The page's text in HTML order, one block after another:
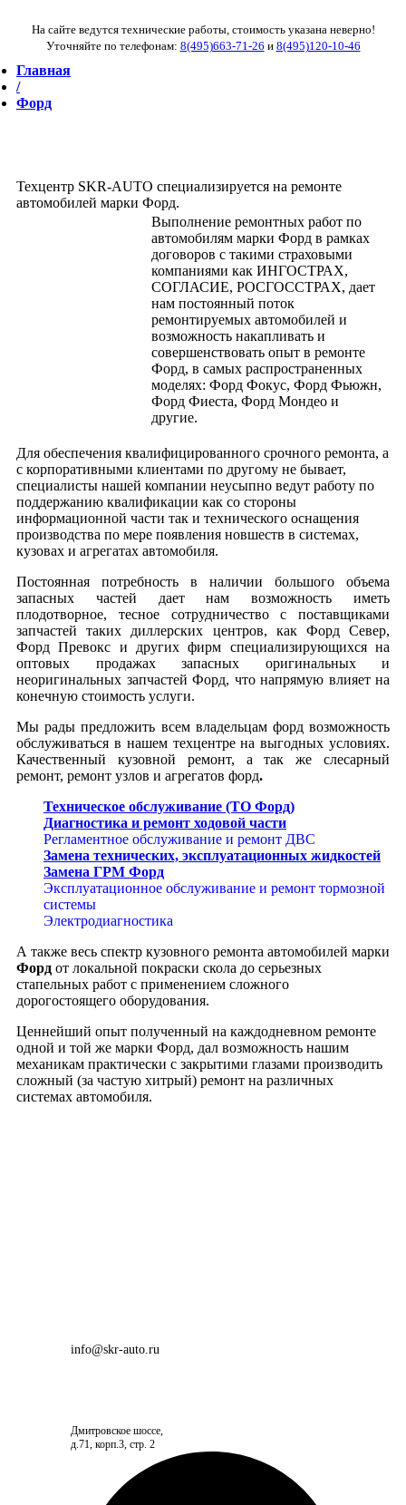
На сайте ведутся технические работы, стоимость указана неверно!
Уточняйте по телефонам: 8(495)663-71-26 и 8(495)120-10-46
Главная
/
Форд
Техцентр SKR-AUTO специализируется на ремонте
автомобилей марки Форд.
Выполнение ремонтных работ по
автомобилям марки Форд в рамках
договоров с такими страховыми
компаниями как ИНГОСТРАХ,
СОГЛАСИЕ, РОСГОССТРАХ, дает
нам постоянный поток
ремонтируемых автомобилей и
возможность накапливать и
совершенствовать опыт в ремонте
Форд, в самых распространенных
моделях: Форд Фокус, Форд Фьюжн,
Форд Фиеста, Форд Мондео и
другие.
Для обеспечения квалифицированного срочного ремонта, а
с корпоративными клиентами по другому не бывает,
специалисты нашей компании неусыпно ведут работу по
поддержанию квалификации как со стороны
информационной части так и технического оснащения
производства по мере появления новшеств в системах,
кузовах и агрегатах автомобиля.
Постоянная потребность в наличии большого объема
запасных частей дает нам возможность иметь
плодотворное, тесное сотрудничество с поставщиками
запчастей таких диллерских центров, как Форд Север,
Форд Превокс и других фирм специализирующихся на
оптовых продажах запасных оригинальных и
неоригинальных запчастей Форд, что напрямую влияет на
конечную стоимость услуги.
Мы рады предложить всем владельцам форд возможность
обслуживаться в нашем техцентре на выгодных условиях.
Качественный кузовной ремонт, а так же слесарный
ремонт, ремонт узлов и агрегатов форд.
Техническое обслуживание (ТО Форд)
Диагностика и ремонт ходовой части
Регламентное обслуживание и ремонт ДВС
Замена технических, эксплуатационных жидкостей
Замена ГРМ Форд
Эксплуатационное обслуживание и ремонт тормозной
системы
Электродиагностика
А также весь спектр кузовного ремонта автомобилей марки
Форд от локальной покраски скола до серьезных
стапельных работ с применением сложного
дорогостоящего оборудования.
Ценнейший опыт полученный на каждодневном ремонте
одной и той же марки Форд, дал возможность нашим
механикам практически с закрытими глазами производить
сложный (за частую хитрый) ремонт на различных
системах автомобиля.
info@skr-auto.ru
Дмитровское шоссе,
д.71, корп.3, стр. 2